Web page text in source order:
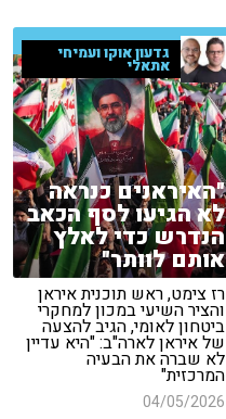
גדעון אוקו ועמיחי
אתאלי
"האיראנים כנראה
לא הגיעו לסף הכאב
הנדרש כדי לאלץ
אותם לוותר"
רז צימט, ראש תוכנית איראן
והציר השיעי במכון למחקרי
ביטחון לאומי, הגיב להצעה
של איראן לארה"ב: "היא עדיין
לא שברה את הבעיה
המרכזית"
04/05/2026